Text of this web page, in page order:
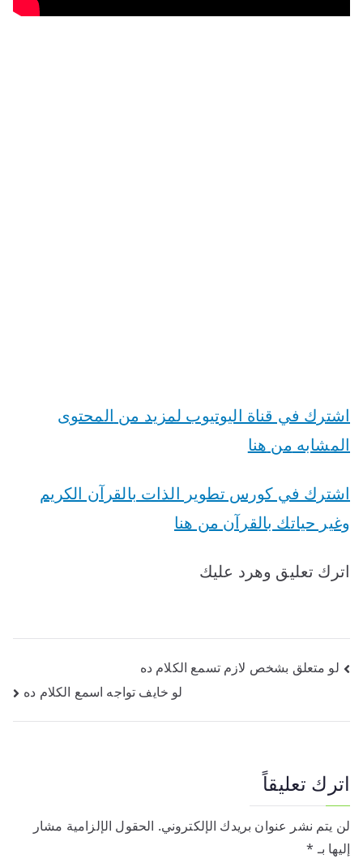
اشترك في قناة اليوتيوب لمزيد من المحتوى
المشابه من هنا
اشترك في كورس تطوير الذات بالقرآن الكريم
وغير حياتك بالقرآن من هنا
اترك تعليق وهرد عليك
تصفّح
لو متعلق بشخص لازم تسمع الكلام ده
لو خايف تواجه اسمع الكلام ده
اترك تعليقاً
لن يتم نشر عنوان بريدك الإلكتروني. الحقول الإلزامية مشار
إليها بـ *